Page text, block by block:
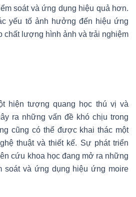
soát và ứng dụng hiệu quả hơn.
yếu tố ảnh hưởng đến hiệu ứng
chất lượng hình ảnh và trải nghiệm
hiện tượng quang học thú vị và
ra những vấn đề khó chịu trong
cũng có thể được khai thác một
thuật và thiết kế. Sự phát triển
cứu khoa học đang mở ra những
soát và ứng dụng hiệu ứng moire